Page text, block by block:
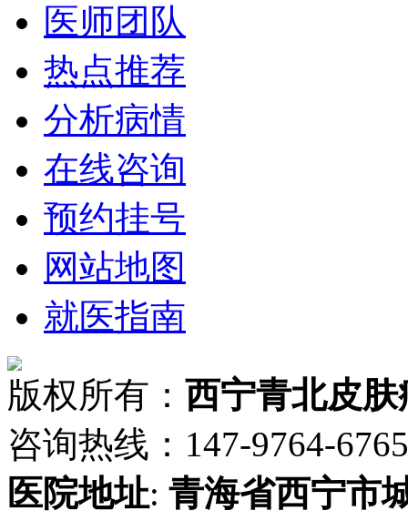
医师团队
热点推荐
分析病情
在线咨询
预约挂号
网站地图
就医指南
版权所有： 西宁青北皮肤
咨询热线：147-9764-
医院地址: 青海省西宁市